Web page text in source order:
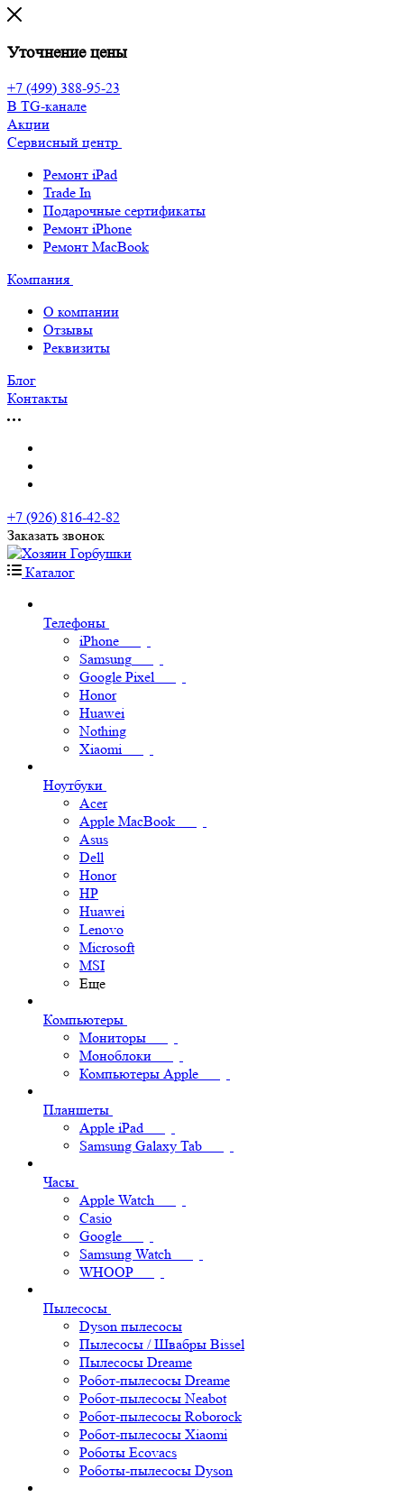
Уточнение цены
+7 (499) 388-95-23
В TG-канале
Акции
Сервисный центр
Ремонт iPad
Trade In
Подарочные сертификаты
Ремонт iPhone
Ремонт MacBook
Компания
О компании
Отзывы
Реквизиты
Блог
Контакты
+7 (926) 816-42-82
Заказать звонок
Каталог
Телефоны
iPhone
Samsung
Google Pixel
Honor
Huawei
Nothing
Xiaomi
Ноутбуки
Acer
Apple MacBook
Asus
Dell
Honor
HP
Huawei
Lenovo
Microsoft
MSI
Еще
Компьютеры
Мониторы
Моноблоки
Компьютеры Apple
Планшеты
Apple iPad
Samsung Galaxy Tab
Часы
Apple Watch
Casio
Google
Samsung Watch
WHOOP
Пылесосы
Dyson пылесосы
Пылесосы / Швабры Bissel
Пылесосы Dreame
Робот-пылесосы Dreame
Робот-пылесосы Neabot
Робот-пылесосы Roborock
Робот-пылесосы Xiaomi
Роботы Ecovacs
Роботы-пылесосы Dyson